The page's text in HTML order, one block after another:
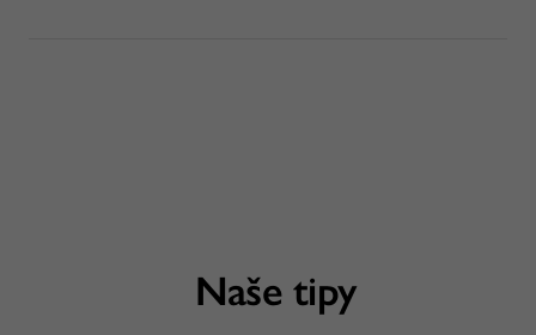
Naše tipy